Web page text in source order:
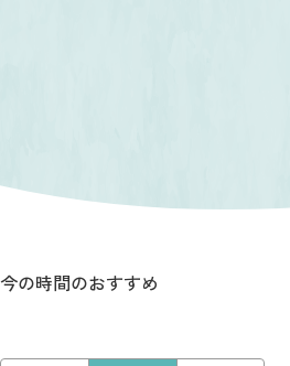
今の時間のおすすめ